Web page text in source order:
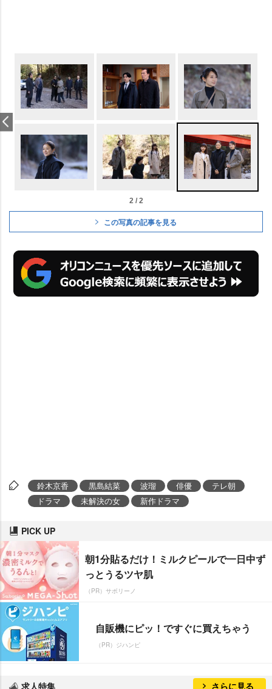
2 / 2
この写真の記事を見る
鈴木京香 黒島結菜 波瑠 俳優
テレ朝
ドラマ
未解決の女 新作ドラマ
PICK UP
朝1分貼るだけ！ミルクピールで一日中ず
っとうるツヤ肌
（PR）サボリーノ
自販機にピッ！ですぐに買えちゃう
（PR）ジハンピ
求人特集 さらに見る